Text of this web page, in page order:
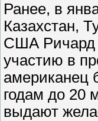
Ранее, в
Казахстан,
США Ричард
участию в
американец
годам до 20
выдают